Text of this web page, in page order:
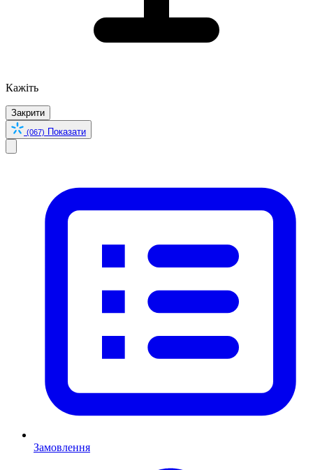
Кажіть
Закрити
(067) Показати
Замовлення